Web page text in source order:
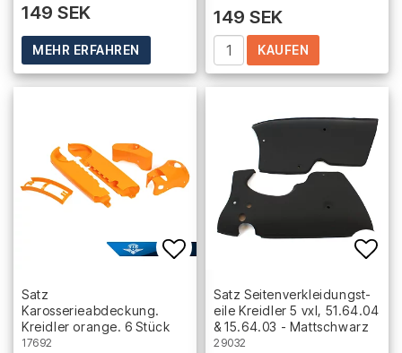
149 SEK
MEHR ERFAHREN
149 SEK
KAUFEN
Add to list of favorites
Satz
Karosserieabdeckung.
Kreidler orange. 6 Stück
17692
Satz S­e­i­t­e­n­v­e­r­k­l­e­i­d­u­n­g­s­t­
e­i­l­e Kreidler 5 vxl, 51.64.04
& 15.64.03 - Mattschwarz
29032